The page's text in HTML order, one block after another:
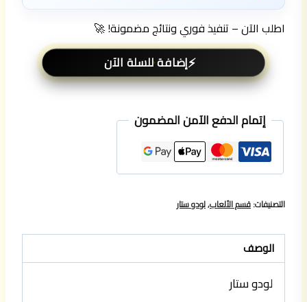
اطلب الآن – تنفيذ فوري ونتائج مضمونة! 🚀
إضافة للسلة الآن
إتمام الدفع الآمن المضمون
التصنيفات:قسم الألعاب,لودو ستار
الوصف
لودو ستار